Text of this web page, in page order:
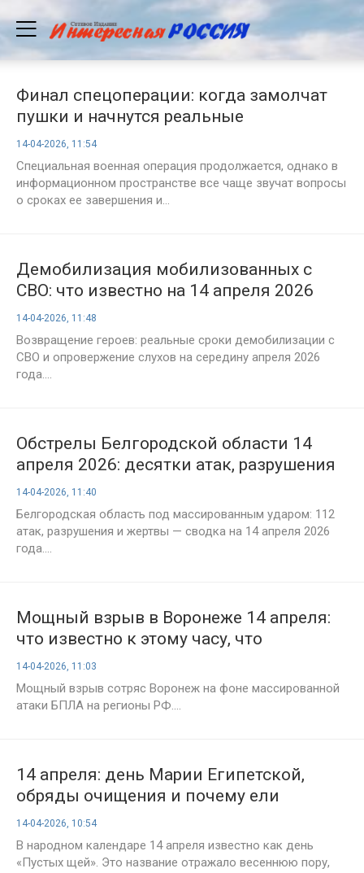
Финал спецоперации: когда замолчат
пушки и начнутся реальные
переговоры? Прогнозы экспертов на 14
апреля 2026 года
14-04-2026, 11:54
Специальная военная операция продолжается, однако в
информационном пространстве все чаще звучат вопросы
о сроках ее завершения и...
Демобилизация мобилизованных с
СВО: что известно на 14 апреля 2026
года
14-04-2026, 11:48
Возвращение героев: реальные сроки демобилизации с
СВО и опровержение слухов на середину апреля 2026
года....
Обстрелы Белгородской области 14
апреля 2026: десятки атак, разрушения
и пострадавшие — что известно к этому
часу
14-04-2026, 11:40
Белгородская область под массированным ударом: 112
атак, разрушения и жертвы — сводка на 14 апреля 2026
года....
Мощный взрыв в Воронеже 14 апреля:
что известно к этому часу, что
произошло в городе, последние
новости
14-04-2026, 11:03
Мощный взрыв сотряс Воронеж на фоне массированной
атаки БПЛА на регионы РФ....
14 апреля: день Марии Египетской,
обряды очищения и почему ели
«пустые щи»
14-04-2026, 10:54
В народном календаре 14 апреля известно как день
«Пустых щей». Это название отражало весеннюю пору,